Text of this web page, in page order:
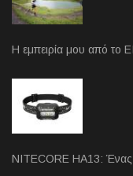
Η εμπειρία μου από το
NITECORE HA13: